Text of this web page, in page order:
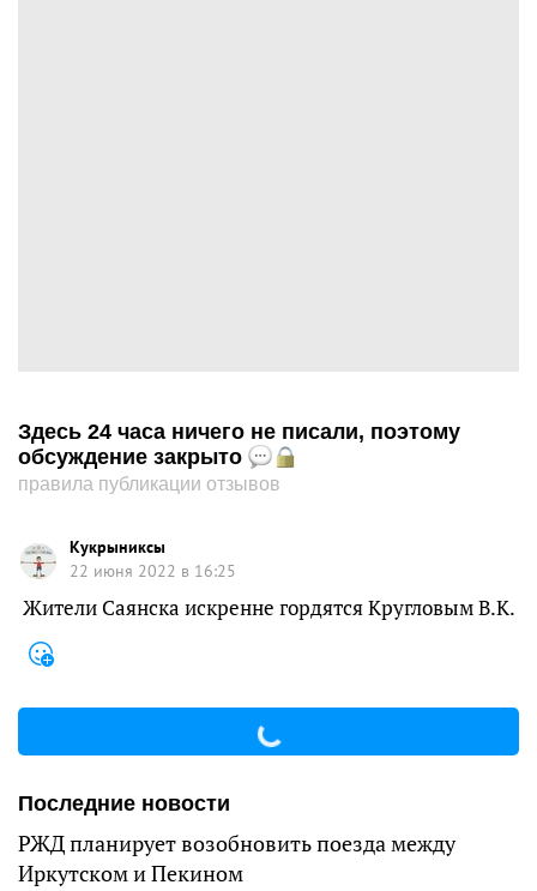
Здесь 24 часа ничего не писали, поэтому
обсуждение закрыто
правила публикации отзывов
Кукрыниксы
22 июня 2022 в 16:25
Жители Саянска искренне гордятся Кругловым В.К.
Последние новости
РЖД планирует возобновить поезда между
Иркутском и Пекином